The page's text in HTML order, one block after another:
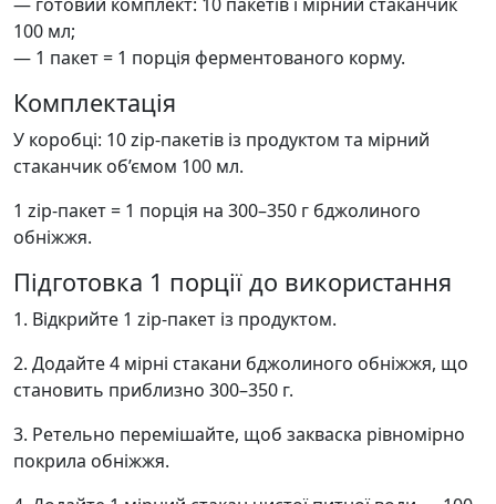
100 мл;
— 1 пакет = 1 порція ферментованого корму.
Комплектація
У коробці: 10 zip-пакетів із продуктом та мірний
стаканчик об’ємом 100 мл.
1 zip-пакет = 1 порція на 300–350 г бджолиного
обніжжя.
Підготовка 1 порції до використання
1. Відкрийте 1 zip-пакет із продуктом.
2. Додайте 4 мірні стакани бджолиного обніжжя, що
становить приблизно 300–350 г.
3. Ретельно перемішайте, щоб закваска рівномірно
покрила обніжжя.